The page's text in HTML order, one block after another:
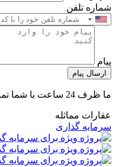
شماره تلفن
پیام
ارسال پیام
ما ظرف 24 ساعت با شما تماس خواهیم گرفت.
عقارات مماثله
سرمایه گذاری